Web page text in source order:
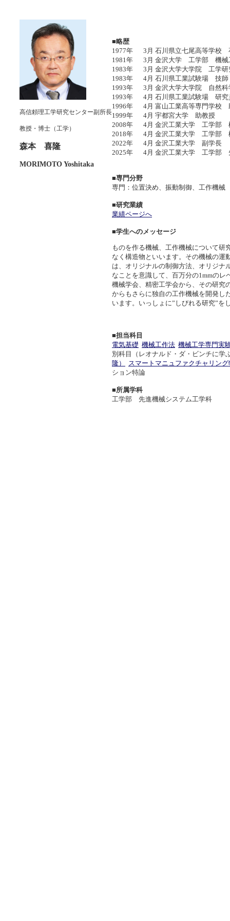
高信頼理工学研究センター副所長
教授・博士（工学）
森本 喜隆
MORIMOTO Yoshitaka
■略歴
1977年
3月 石川県立七尾高等学校
1981年
3月 金沢大学 工学部 機
1983年
3月 金沢大学大学院 工学
1983年
4月 石川県工業試験場 技
1993年
3月 金沢大学大学院 自然
1993年
4月 石川県工業試験場 研
1996年
4月 富山工業高等専門学
1999年
4月 宇都宮大学 助教授
2008年
4月 金沢工業大学 工学
2018年
4月 金沢工業大学 工学
2022年
4月 金沢工業大学 副学長
2025年
4月 金沢工業大学 工学部
■専門分野
専門：位置決め、振動制御、工作機械
■研究業績
業績ページへ
■学生へのメッセージ
ものを作る機械、工作機械について研
なく構造物といいます。その機械の運
は、オリジナルの制御方法、オリジナ
なことを意識して、百万分の1mmの
機械学会、精密工学会から、その研究
からもさらに独自の工作機械を開発し
います。いっしょに”しびれる研究”を
■担当科目
電気基礎 機械工作法 機械工学専門実
別科目（レオナルド・ダ・ビンチに
隆）
スマートマニュファクチャリン
ション特論
■所属学科
工学部 先進機械システム工学科